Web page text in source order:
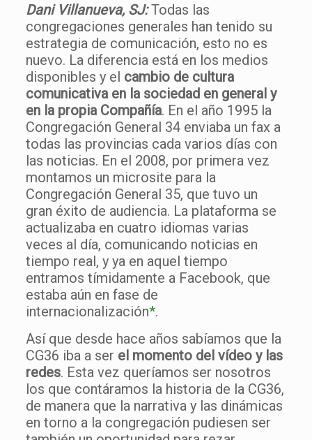
Dani Villanueva, SJ:Todas las
congregaciones generales han tenido su
estrategia de comunicación, esto no es
nuevo. La diferencia está en los medios
disponibles y el cambio de cultura
comunicativa en la sociedad en general y
en la propia Compañía. En el año 1995 la
Congregación General 34 enviaba un fax a
todas las provincias cada varios días con
las noticias. En el 2008, por primera vez
montamos un microsite para la
Congregación General 35, que tuvo un
gran éxito de audiencia. La plataforma se
actualizaba en cuatro idiomas varias
veces al día, comunicando noticias en
tiempo real, y ya en aquel tiempo
entramos tímidamente a Facebook, que
estaba aún en fase de
internacionalización*.
Así que desde hace años sabíamos que la
CG36 iba a ser el momento del vídeo y las
redes. Esta vez queríamos ser nosotros
los que contáramos la historia de la CG36,
de manera que la narrativa y las dinámicas
en torno a la congregación pudiesen ser